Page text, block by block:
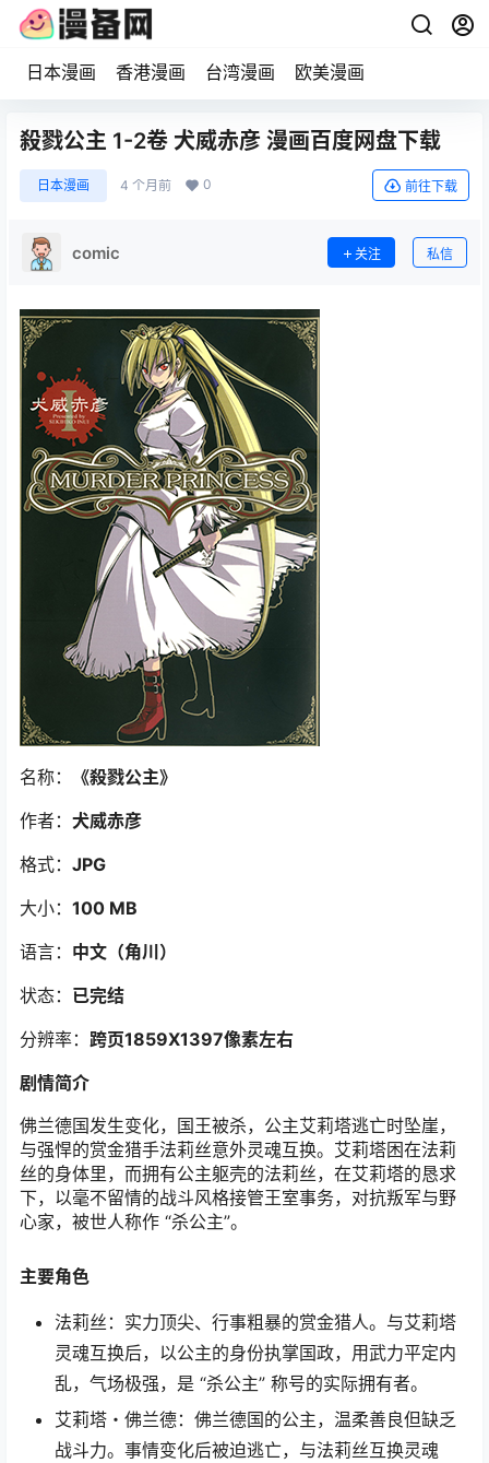
日本漫画 香港漫画 台湾漫画 欧美漫画
殺戮公主 1-2卷 犬威赤彦 漫画百度网盘下载
日本漫画 4 个月前 0 前往下载
comic 关注 私信
名称：
《殺戮公主》
作者： 犬威赤彦
格式： JPG
大小： 100 MB
语言： 中文（角川）
状态： 已完结
分辨率： 跨页1859X1397像素左右
剧情简介
佛兰德国发生变化，国王被杀，公主艾莉塔逃亡时坠崖，
与强悍的赏金猎手法莉丝意外灵魂互换。艾莉塔困在法莉
丝的身体里，而拥有公主躯壳的法莉丝，在艾莉塔的恳求
下，以毫不留情的战斗风格接管王室事务，对抗叛军与野
心家，被世人称作 “杀公主”。
主要角色
法莉丝：实力顶尖、行事粗暴的赏金猎人。与艾莉塔
灵魂互换后，以公主的身份执掌国政，用武力平定内
乱，气场极强，是 “杀公主” 称号的实际拥有者。
艾莉塔・佛兰德：佛兰德国的公主，温柔善良但缺乏
战斗力。事情变化后被迫逃亡，与法莉丝互换灵魂